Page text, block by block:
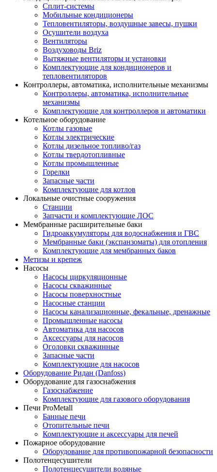
Сплит-системы
Мобильные кондиционеры
Тепловентиляторы, воздушные завесы, пушки
Осушители воздуха
Вентиляторы
Воздуховоды Briz
Вытяжные вентиляторы и установки
Комплектующие для кондиционеров и
тепловентиляторов
Контроллеры, автоматика, исполнительные механизмы
Контроллеры, автоматика, исполнительные
механизмы
Комплектующие для контроллеров и автоматики
Котельное оборудование
Котлы газовые
Котлы электрические
Котлы дизельное топливо/газ
Котлы твердотопливные
Котлы промышленные
Горелки
Запасные части
Комплектующие для котлов
Локальные очистные сооружения
Станции
Запчасти и комплектующие ЛОС
Мембранные расширительные баки
Гидроаккумуляторы для водоснабжения и ГВС
Мембранные баки (экспанзоматы) для отопления
Комплектующие для мембранных баков
Метизы и крепеж
Насосы
Насосы циркуляционные
Насосы скважинные
Насосы поверхностные
Насосные станции
Насосы канализационные, фекальные, дренажные
Промышленные насосы
Автоматика для насосов
Аксессуары для насосов
Оголовки скважинные
Запасные части
Комплектующие для насосов
Оборудование Ридан (Danfoss)
Оборудование для газоснабжения
Газоснабжение
Комплектующие для газового оборудования
Печи ProMetall
Банные печи
Отопительные печи
Комплектующие и аксессуары для печей
Пожарное оборудование
Оборудование для противопожарной безопасности
Полотенцесушители
Полотенцесушители водяные